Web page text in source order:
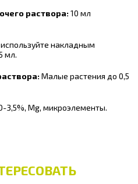
раствора:10 мл
накладным
мл.
Малые растения до 0,5
3,5%, Mg, микроэлементы.